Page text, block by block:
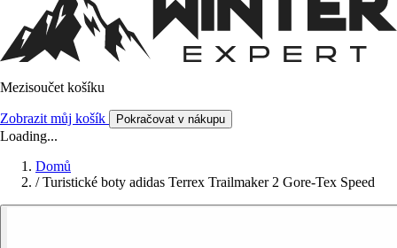
Mezisoučet košíku
Zobrazit můj košík Pokračovat v nákupu
Loading...
Domů
/ Turistické boty adidas Terrex Trailmaker 2 Gore-Tex Speed